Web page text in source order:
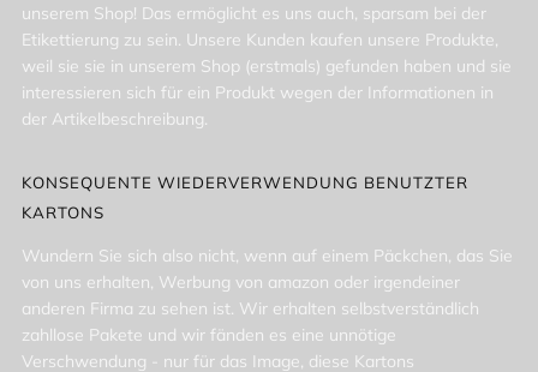
unserem Shop! Das ermöglicht es uns auch, sparsam bei der
Etikettierung zu sein. Unsere Kunden kaufen unsere Produkte,
weil sie sie in unserem Shop (erstmals) gefunden haben und sie
interessieren sich für ein Produkt wegen der Informationen in
der Artikelbeschreibung.
KONSEQUENTE WIEDERVERWENDUNG BENUTZTER
KARTONS
Wundern Sie sich also nicht, wenn auf einem Päckchen, das Sie
von uns erhalten, Werbung von amazon oder irgendeiner
anderen Firma zu sehen ist. Wir erhalten selbstverständlich
zahllose Pakete und wir fänden es eine unnötige
Verschwendung - nur für das Image, diese Kartons